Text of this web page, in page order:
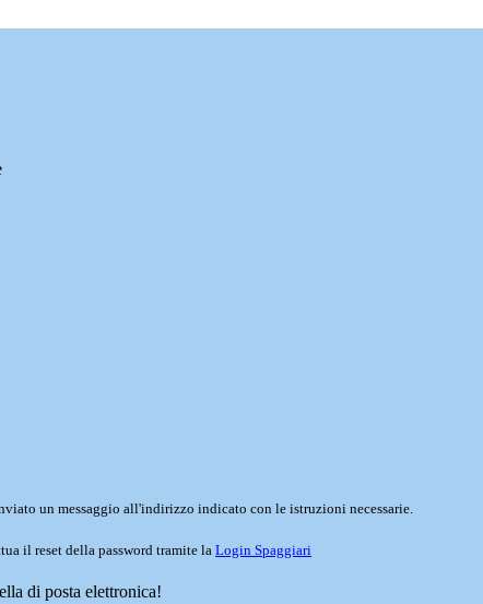
un messaggio all'indirizzo indicato con le istruzioni necessarie.
il reset della password tramite la Login Spaggiari
di posta elettronica!